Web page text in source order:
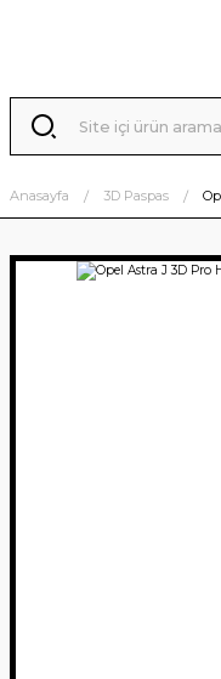
Anasayfa 3D Paspas